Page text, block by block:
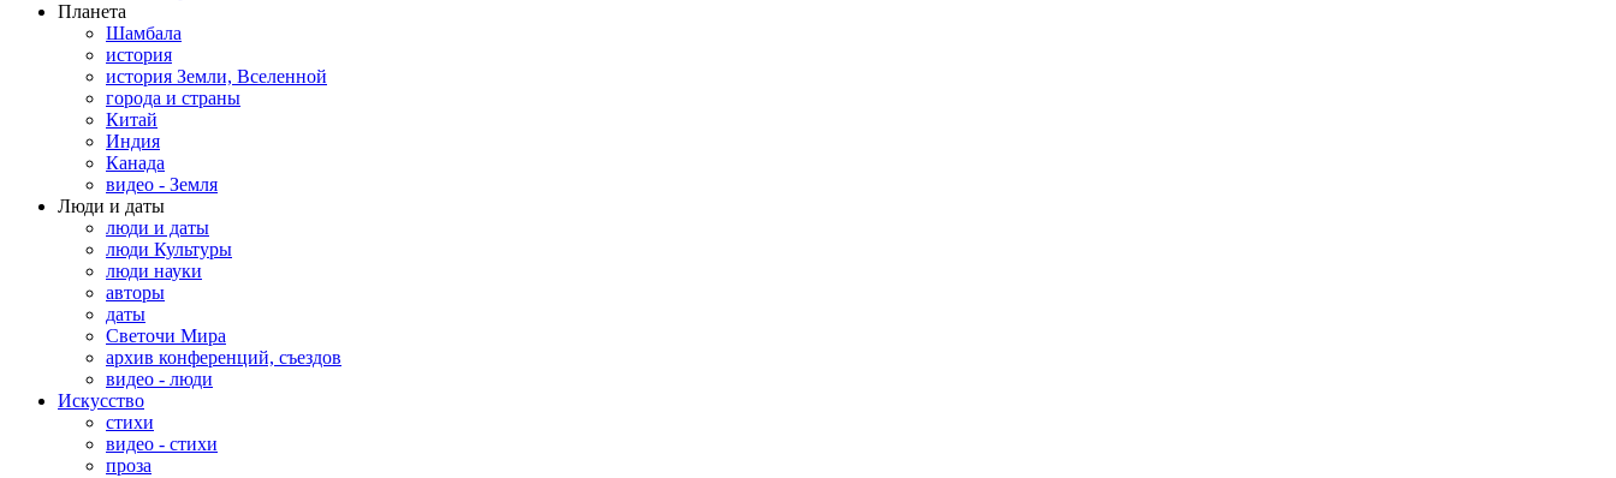
Планета
Шамбала
история
история Земли, Вселенной
города и страны
Китай
Индия
Канада
видео - Земля
Люди и даты
люди и даты
люди Культуры
люди науки
авторы
даты
Светочи Мира
архив конференций, съездов
видео - люди
Искусство
стихи
видео - стихи
проза